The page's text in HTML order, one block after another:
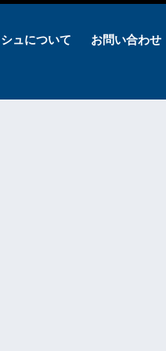
ュについて お問い合わせ